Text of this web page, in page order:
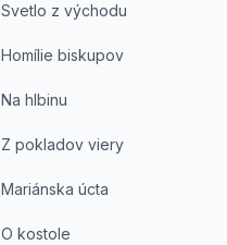
Svetlo z východu
Homílie biskupov
Na hlbinu
Z pokladov viery
Mariánska úcta
O kostole